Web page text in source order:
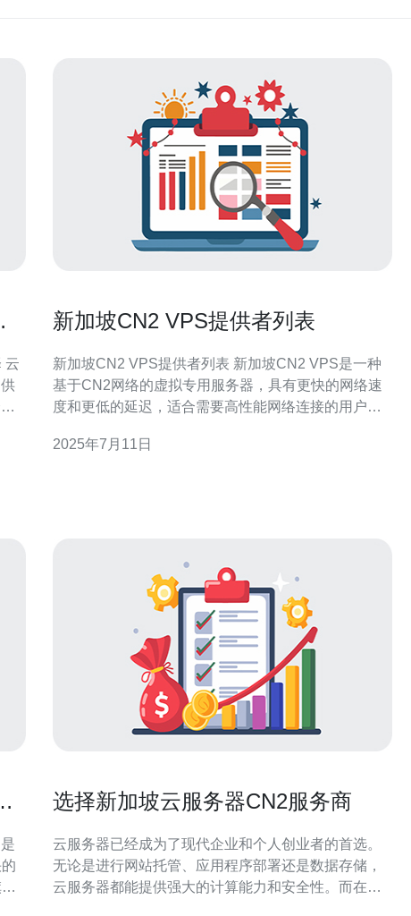
新加坡CN2 VPS提供者列表
新加坡CN2 VPS提供者列表 新加坡CN2 VPS是一种
基于CN2网络的虚拟专用服务器，具有更快的网络速
度和更低的延迟，适合需要高性能网络连接的用户。
应商，可以满足用户的不同需求。 1. Vultr Vultr是一家
2025年7月11日
选择新加坡云服务器CN2服务商
云服务器已经成为了现代企业和个人创业者的首选。
无论是进行网站托管、应用程序部署还是数据存储，
云服务器都能提供强大的计算能力和安全性。而在选